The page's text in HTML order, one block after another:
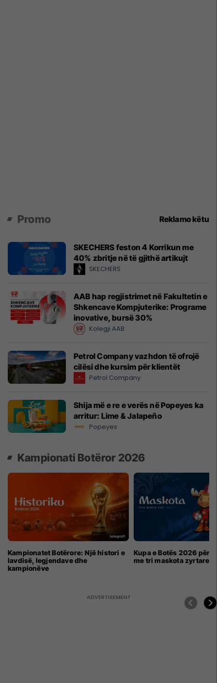
Promo Reklamo këtu
SKECHERS feston 4 Korrikun me
40% zbritje në të gjithë artikujt
SKECHERS
AAB hap regjistrimet në Fakultetin e
Shkencave Kompjuterike: Programe
inovative, bursë 30%
Kolegji AAB
Petrol Company vazhdon të ofrojë
cilësi dhe kursim për klientët
Petrol Company
Shija më e re e verës në Popeyes ka
arritur: Lime & Jalapeño
Popeyes
Kampionati Botëror 2026
Kampionatet Botërore: Një histori e
lavdisë, legjendave dhe
kampionëve
Kupa e Botës 2026 për
me tri maskota zyrtare